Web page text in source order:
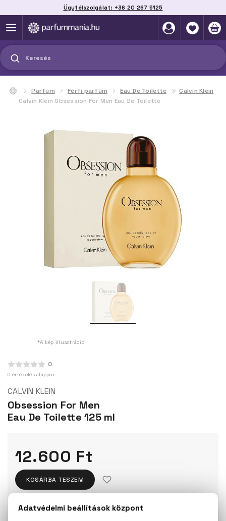
Ügyfélszolgálat: +36 20 267 5125
Keresés
Parfüm Férfi parfüm Eau De Toilette
Calvin Klein
Calvin Klein Obsession For Men Eau De Toilette
*A kép illusztráció
0
0 értékelés alapján
CALVIN KLEIN
Obsession For Men
Eau De Toilette 125 ml
12.600 Ft
KOSÁRBA TESZEM
Törzsvásárlóknak csak:11.970 Ft